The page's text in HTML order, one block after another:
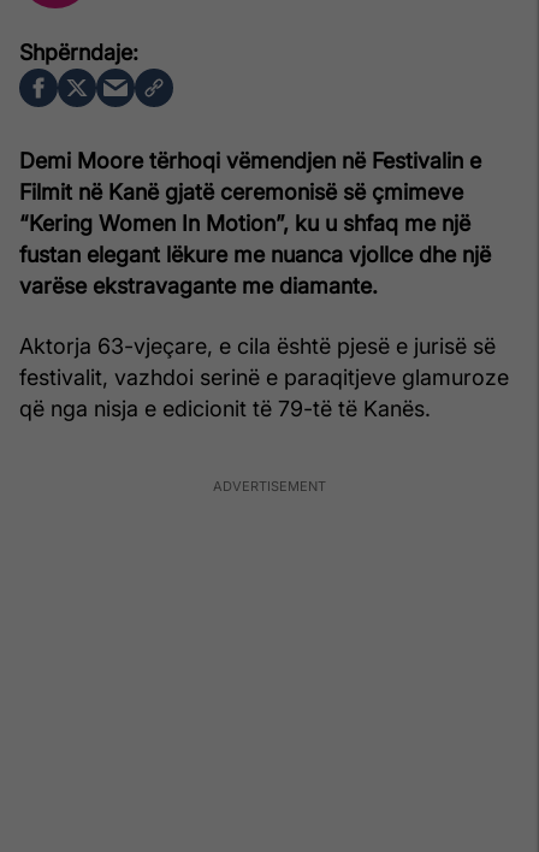
Demi Moore tërhoqi vëmendjen në Festivalin e
Filmit në Kanë gjatë ceremonisë së çmimeve
“Kering Women In Motion”, ku u shfaq me një
fustan elegant lëkure me nuanca vjollce dhe një
varëse ekstravagante me diamante.
Aktorja 63-vjeçare, e cila është pjesë e jurisë së
festivalit, vazhdoi serinë e paraqitjeve glamuroze
që nga nisja e edicionit të 79-të të Kanës.